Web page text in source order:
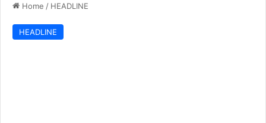
Home / HEADLINE
HEADLINE